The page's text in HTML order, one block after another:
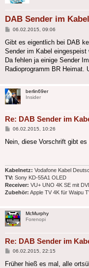
DAB Sender im Kabel
Beitrag
06.02.2015, 09:06
Gibt es eigentlich bei DAB
Sender im Kabel
Da fehlen ja einige Sender
Radioprogramm BR Heimat.
berlin69er
Insider
Re: DAB Sender im
Beitrag
06.02.2015, 10:26
Nein, diese Vorschrift gibt es
Kabelnetz: Vodafone Kabel
TV: Sony KD-55A1 OLED
Receiver: VU+ UNO 4K SE mit
Zubehör: Apple TV 4K für Waipu
McMurphy
Forenopi
Re: DAB Sender im
Beitrag
06.02.2015, 22:15
Früher hieß es mal, alle